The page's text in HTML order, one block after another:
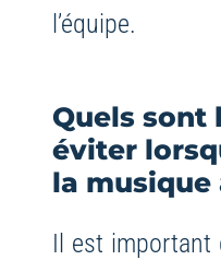
l’équipe.
Quels sont
éviter
la musique
Il est important